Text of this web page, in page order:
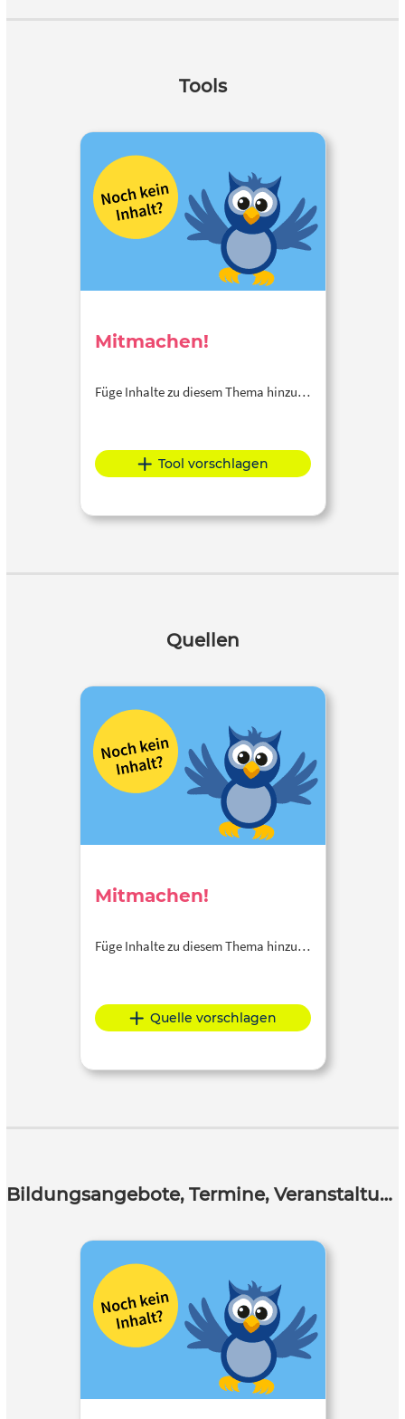
Tools
Mitmachen!
Füge Inhalte zu diesem Thema hinzu…
Tool vorschlagen
Quellen
Mitmachen!
Füge Inhalte zu diesem Thema hinzu…
Quelle vorschlagen
Bildungsangebote, Termine, Veranstaltungen